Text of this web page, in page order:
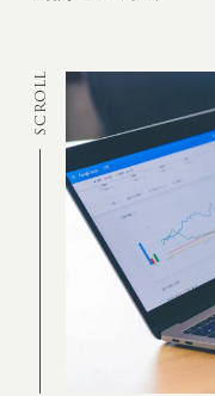
CREATION
MARKETING
SCROLL